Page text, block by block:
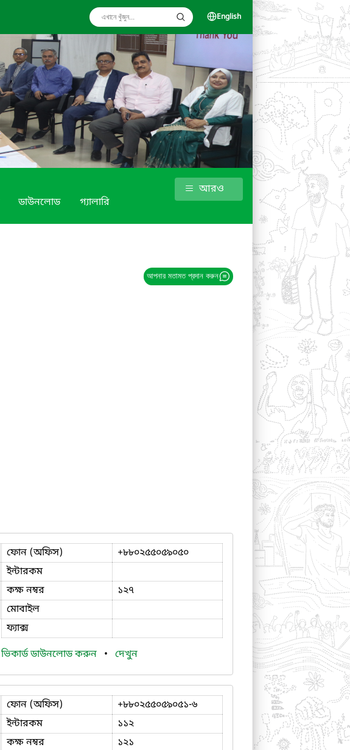
English
ডাউনলোড গ্যালারি
আরও
আপনার মতামত প্রদান করুন
ফোন (অফিস)
+৮৮০২৫৫০৫৯০৫০
ইন্টারকম
কক্ষ নম্বর
১২৭
মোবাইল
ফ্যাক্স
ভিকার্ড ডাউনলোড করুন • দেখুন
ফোন (অফিস)
+৮৮০২৫৫০৫৯০৫১-৬
ইন্টারকম
১১২
কক্ষ নম্বর
১২১